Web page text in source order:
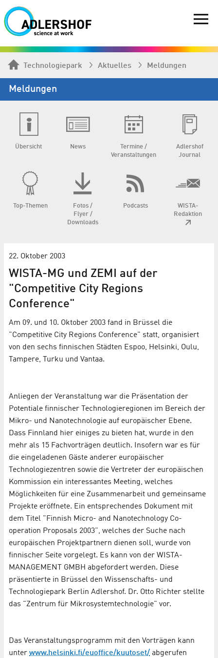
Technologiepark Aktuelles Meldungen
Meldungen
Übersicht News
Termine /
Veranstaltungen
Adlershof
Journal
Top-Themen
Fotos /
Flyer /
Downloads
Podcasts
WISTA-
Redaktion
22. Oktober 2003
WISTA-MG und ZEMI auf der
"Competitive City Regions
Conference"
Am 09. und 10. Oktober 2003 fand in Brüssel die
"Competitive City Regions Conference" statt, organisiert
von den sechs finnischen Städten Espoo, Helsinki, Oulu,
Tampere, Turku und Vantaa.
Anliegen der Veranstaltung war die Präsentation der
Potentiale finnischer Technologieregionen im Bereich der
Mikro- und Nanotechnologie auf europäischer Ebene.
Dass Finnland hier einiges zu bieten hat, wurde in den
mehr als 15 Fachvorträgen deutlich. Insofern war es für
die eingeladenen Gäste anderer europäischer
Technologiezentren sowie die Vertreter der europäischen
Kommission ein interessantes Meeting, welches
Möglichkeiten für eine Zusammenarbeit und gemeinsame
Projekte eröffnete. Ein entsprechendes Dokument mit
dem Titel "Finnish Micro- and Nanotechnology Co-
operation Proposals 2003", welches der Suche nach
europäischen Projektpartnern dienen soll, wurde von
finnischer Seite vorgelegt. Es kann von der WISTA-
MANAGEMENT GMBH abgefordert werden. Diese
präsentierte in Brüssel den Wissenschafts- und
Technologiepark Berlin Adlershof. Dr. Otto Richter stellte
das "Zentrum für Mikrosystemtechnologie" vor.
Das Veranstaltungsprogramm mit den Vorträgen kann
unter www.helsinki.fi/euoffice/kuutoset/ abgerufen